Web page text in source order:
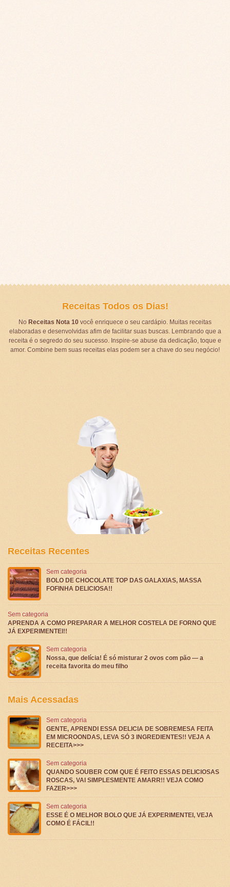
Receitas Todos os Dias!
No Receitas Nota 10você enriquece o seu cardápio. Muitas receitas
elaboradas e desenvolvidas afim de facilitar suas buscas. Lembrando que a
receita é o segredo do seu sucesso. Inspire-se abuse da dedicação, toque e
amor. Combine bem suas receitas elas podem ser a chave do seu negócio!
Receitas Recentes
Sem categoria
BOLO DE CHOCOLATE TOP DAS GALAXIAS, MASSA
FOFINHA DELICIOSA!!
Sem categoria
APRENDA A COMO PREPARAR A MELHOR COSTELA DE FORNO QUE
JÁ EXPERIMENTEI!!
Sem categoria
Nossa, que delícia! É só misturar 2 ovos com pão — a
receita favorita do meu filho
Mais Acessadas
Sem categoria
GENTE, APRENDI ESSA DELICIA DE SOBREMESA FEITA
EM MICROONDAS, LEVA SÓ 3 INGREDIENTES!! VEJA A
RECEITA>>>
Sem categoria
QUANDO SOUBER COM QUE É FEITO ESSAS DELICIOSAS
ROSCAS, VAI SIMPLESMENTE AMARR!! VEJA COMO
FAZER>>>
Sem categoria
ESSE É O MELHOR BOLO QUE JÁ EXPERIMENTEI, VEJA
COMO É FÁCIL!!